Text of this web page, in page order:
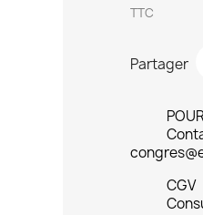
TTC
Partager
CGV